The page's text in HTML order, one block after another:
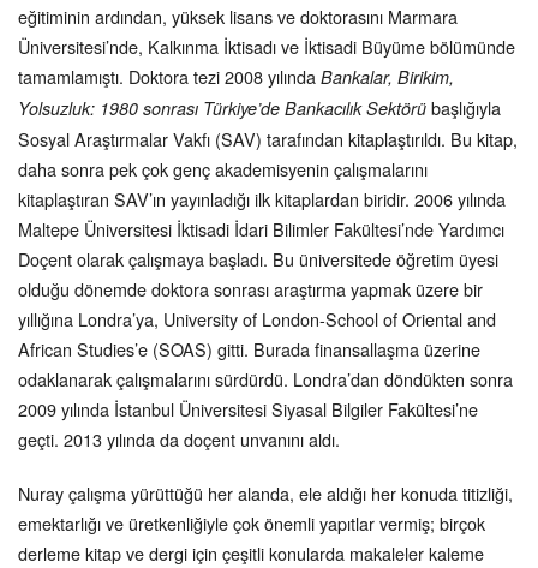
eğitiminin ardından, yüksek lisans ve doktorasını Marmara
Üniversitesi’nde, Kalkınma İktisadı ve İktisadi Büyüme bölümünde
tamamlamıştı. Doktora tezi 2008 yılında Bankalar, Birikim,
Yolsuzluk: 1980 sonrası Türkiye’de Bankacılık Sektörü başlığıyla
Sosyal Araştırmalar Vakfı (SAV) tarafından kitaplaştırıldı. Bu kitap,
daha sonra pek çok genç akademisyenin çalışmalarını
kitaplaştıran SAV’ın yayınladığı ilk kitaplardan biridir. 2006 yılında
Maltepe Üniversitesi İktisadi İdari Bilimler Fakültesi’nde Yardımcı
Doçent olarak çalışmaya başladı. Bu üniversitede öğretim üyesi
olduğu dönemde doktora sonrası araştırma yapmak üzere bir
yıllığına Londra’ya, University of London-School of Oriental and
African Studies’e (SOAS) gitti. Burada finansallaşma üzerine
odaklanarak çalışmalarını sürdürdü. Londra’dan döndükten sonra
2009 yılında İstanbul Üniversitesi Siyasal Bilgiler Fakültesi’ne
geçti. 2013 yılında da doçent unvanını aldı.
Nuray çalışma yürüttüğü her alanda, ele aldığı her konuda titizliği,
emektarlığı ve üretkenliğiyle çok önemli yapıtlar vermiş; birçok
derleme kitap ve dergi için çeşitli konularda makaleler kaleme